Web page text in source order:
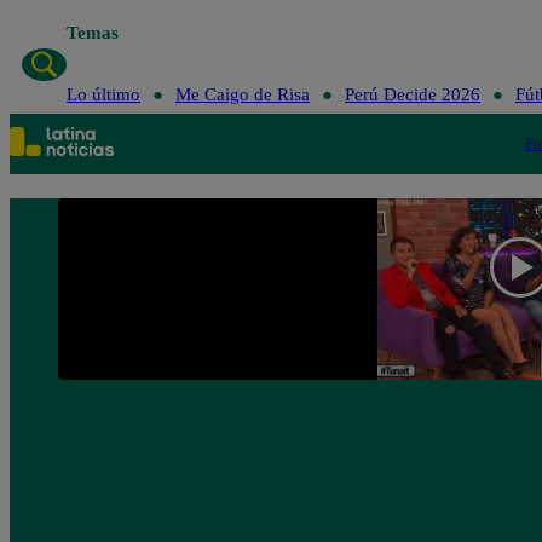
Temas
Lo último Me Caigo de Risa Perú Decide 2026